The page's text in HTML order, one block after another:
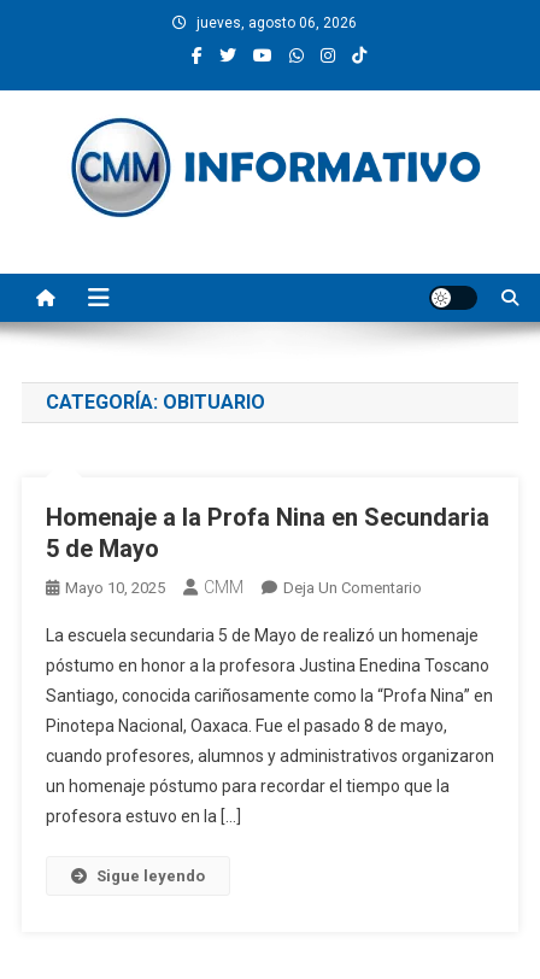
jueves, agosto 06, 2026
CATEGORÍA: OBITUARIO
Homenaje a la Profa Nina en Secundaria
5 de Mayo
Mayo 10, 2025 CMM Deja Un ComentarioEn
A
La
Profa
Nina
En
Secundaria
La escuela secundaria 5 de Mayo de realizó un homenaje
póstumo en honor a la profesora Justina Enedina Toscano
Santiago, conocida cariñosamente como la “Profa Nina” en
Pinotepa Nacional, Oaxaca. Fue el pasado 8 de mayo,
cuando profesores, alumnos y administrativos organizaron
un homenaje póstumo para recordar el tiempo que la
profesora estuvo en la […]
Sigue leyendo